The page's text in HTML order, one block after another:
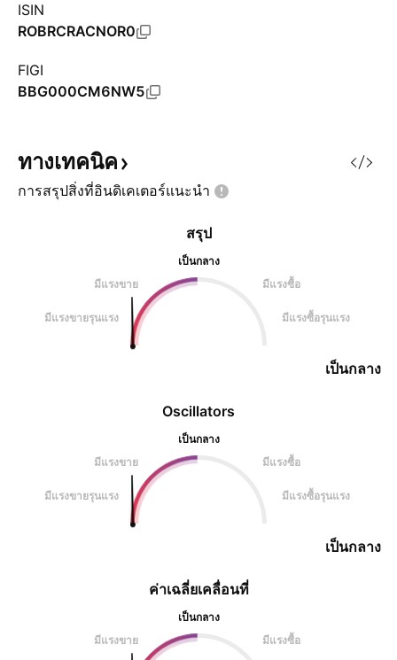
ISIN
ROBRCRACNOR0
FIGI
BBG000CM6NW5
ทางเทคนิค
การสรุปสิ่งที่อินดิเคเตอร์แนะนำ
Oscillators
เป็นกลาง
มีแรงขาย
มีแรงซื้อ
มีแรงขายรุนแรง มีแรงซื้อรุนแรง
เป็นกลาง
สรุป
เป็นกลาง
มีแรงขาย
มีแรงซื้อ
มีแรงขายรุนแรง มีแรงซื้อรุนแรง
เป็นกลาง
ค่าเฉลี่ยเคลื่อนที่
เป็นกลาง
มีแรงขาย
มีแรงซื้อ